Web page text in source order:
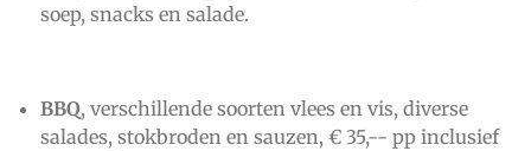
soep, snacks en salade.
BBQ, verschillende soorten vlees en vis, diverse
salades, stokbroden en sauzen, € 35,-- pp inclusief